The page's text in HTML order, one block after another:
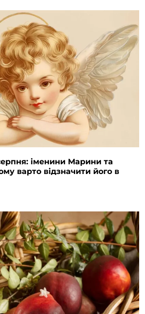
іменини Марини та
варто відзначити його в